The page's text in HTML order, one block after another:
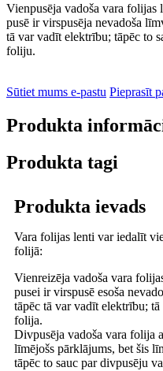
Vienpusēja vadoša vara folijas
pusē ir virspusēja nevadoša
tā var vadīt elektrību; tāpēc to
foliju.
Sūtiet mums e-pastu Pieprasīt
Produkta
Produkta tagi
Produkta ievads
Vara folijas lenti var iedalīt
folijā:
Vienreizēja vadoša vara
pusei ir virspusē esoša
tāpēc tā var vadīt elektrību; tā
folija.
Divpusēja vadoša vara folija
līmējošs pārklājums, bet šis
tāpēc to sauc par divpusēju